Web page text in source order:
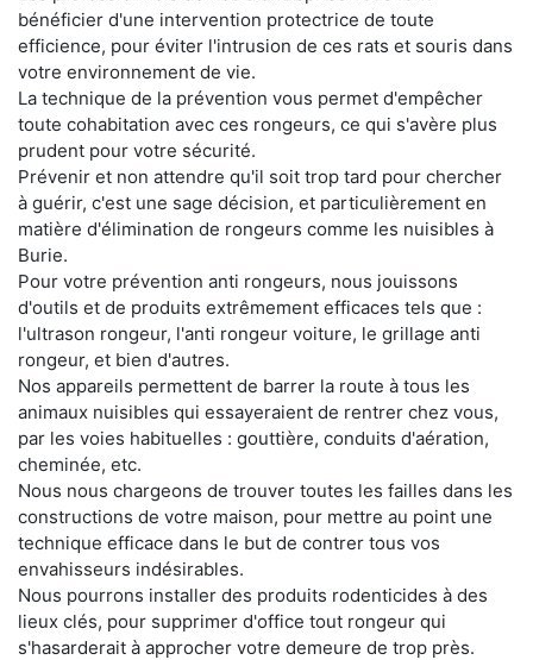
bénéficier d'une intervention protectrice de toute
efficience, pour éviter l'intrusion de ces rats et souris dans
votre environnement de vie.
La technique de la prévention vous permet d'empêcher
toute cohabitation avec ces rongeurs, ce qui s'avère plus
prudent pour votre sécurité.
Prévenir et non attendre qu'il soit trop tard pour chercher
à guérir, c'est une sage décision, et particulièrement en
matière d'élimination de rongeurs comme les nuisibles à
Burie.
Pour votre prévention anti rongeurs, nous jouissons
d'outils et de produits extrêmement efficaces tels que :
l'ultrason rongeur, l'anti rongeur voiture, le grillage anti
rongeur, et bien d'autres.
Nos appareils permettent de barrer la route à tous les
animaux nuisibles qui essayeraient de rentrer chez vous,
par les voies habituelles : gouttière, conduits d'aération,
cheminée, etc.
Nous nous chargeons de trouver toutes les failles dans les
constructions de votre maison, pour mettre au point une
technique efficace dans le but de contrer tous vos
envahisseurs indésirables.
Nous pourrons installer des produits rodenticides à des
lieux clés, pour supprimer d'office tout rongeur qui
s'hasarderait à approcher votre demeure de trop près.